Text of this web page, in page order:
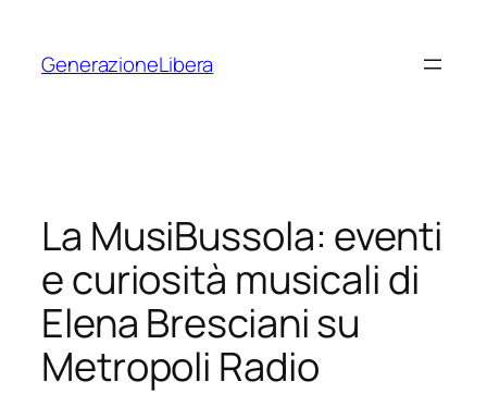
contenuto
GenerazioneLibera
La MusiBussola: eventi
e curiosità musicali di
Elena Bresciani su
Metropoli Radio